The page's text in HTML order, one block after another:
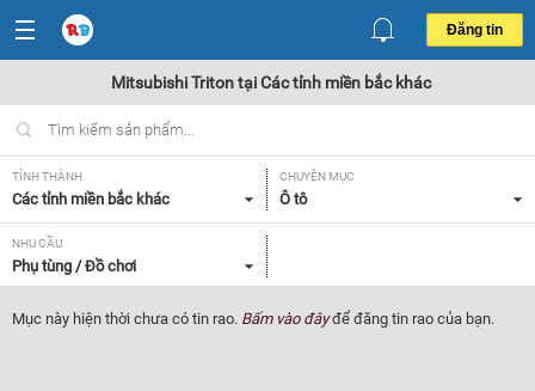
Đăng tin
Mitsubishi Triton tại Các tỉnh miền bắc khác
TỈNH THÀNH
Các tỉnh miền bắc khác
CHUYÊN MỤC
Ô tô
NHU CẦU
Phụ tùng / Đồ chơi
Mục này hiện thời chưa có tin rao. Bấm vào đâyđể đăng tin rao của bạn.